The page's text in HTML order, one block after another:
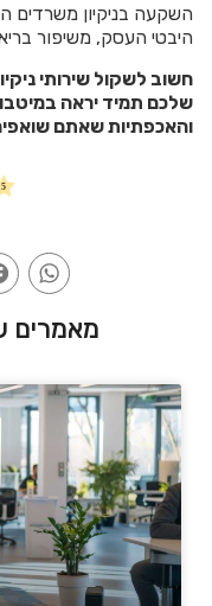
השקעה בניקיון
היבטי העסק, משיפור
חשוב לשקול שירותי
שלכם תמיד יראה
והאכפתיות שאתם
מאמרים